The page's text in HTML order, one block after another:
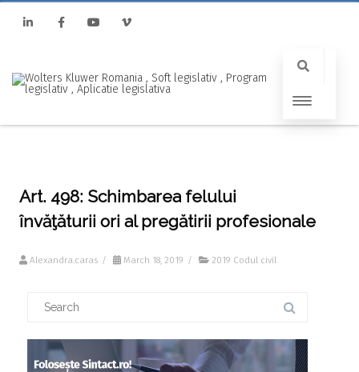
Art. 498: Schimbarea felului
învăţăturii ori al pregătirii profesionale
Alexandra.caras / March 18, 2019 / 2019 Codul civil